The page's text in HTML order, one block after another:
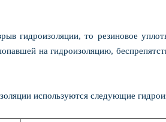
гидроизоляции, то резиновое
на гидроизоляцию,
используются следующие